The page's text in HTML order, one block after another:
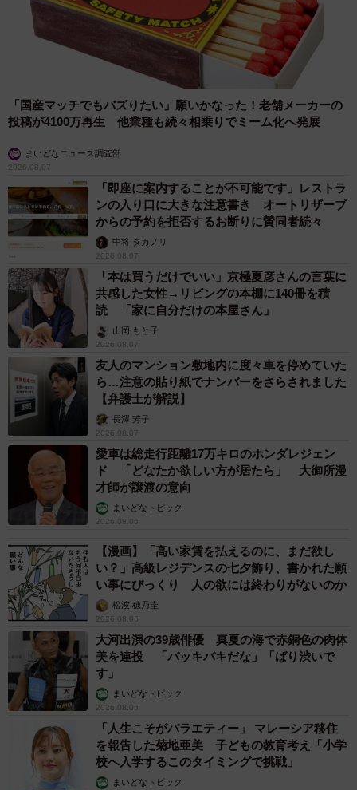
「国産マッチでもバズりたい」願いかなった！老舗メーカーの
投稿が4100万再生 他業種も続々相乗りでミーム化へ発展
まいどなニュース調査部
2026.08.07
「即座に案内することが不可能です」レストラ
ンの入り口に大きな注意書き オートリザーブ
からの予約を拒否するお断りに賛同者続々
中将 タカノリ
2026.08.07
「本は買うだけでいい」京極夏彦さんの言葉に
共感した女性→リビングの本棚に140冊を積
読 「家に自分だけの本屋さん」
山岡 もと子
2026.08.07
友人のマンション敷地内に度々車を停めていた
ら…注意の貼り紙でナンバーをさらされました
【弁護士が解説】
長澤 芳子
2026.08.07
愛車は総走行距離17万キロのホンダレジェン
ド 「どなたか欲しい方が居たら」 大御所漫
才師が譲渡の意向
まいどなトピック
2026.08.06
【漫画】「高い家賃を払えるのに、まだ欲し
い？」高級レジデンスの七夕飾り、書かれた願
い事にびっくり 人の欲には終わりがないのか
松波 穂乃圭
2026.08.06
大河出演の39歳俳優 真夏の海で赤銅色の肉体
美を連投 「バッキバキだな」「ばり渋いで
す」
まいどなトピック
2026.08.06
「人生こそがバラエティー」 マレーシア移住
を報告した菊地亜美 子どもの教育考え「小学
校へ入学するこのタイミングで挑戦」
まいどなトピック